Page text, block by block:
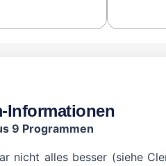
Informationen
9 Programmen
nicht alles besser (siehe